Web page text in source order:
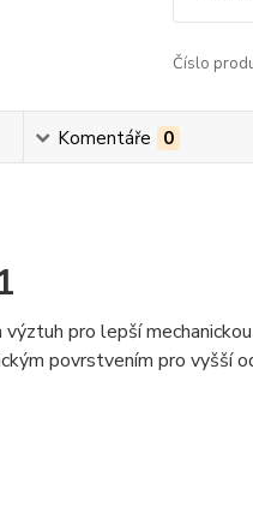
Číslo
Komentáře 0
pro lepší
povrstvením pro vyšší